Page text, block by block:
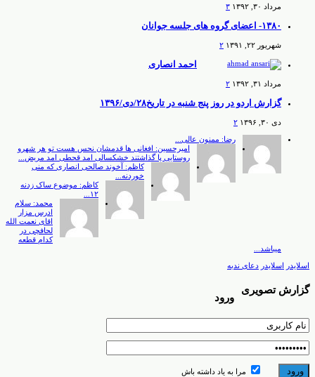
مرداد ۳۰, ۱۳۹۲ ۳
۱۳۸۰- اعضای گروه های جلسه جوانان
شهریور ۲۲, ۱۳۹۱ ۲
احمد انصاری
مرداد ۳۱, ۱۳۹۲ ۲
گزارش اردو در روز پنج شنبه در تاریخ۲۸/دی/۱۳۹۶
دی ۳۰, ۱۳۹۶
۲
رضا: ممنون عالی...
امیرحسین: افغانی ها قدمشان نحس هست تو هر شهرو
روستایی پا گذاشتند خشکسالی امد قحطی امد مریض...
کاظم: آخوند صالحی انصاری که منی
خوردنه...
کاظم: موضوع ساک زدنه
۱۲...
محمد: سلام
ادرس مزار
اقای نعمت الله
لحافچی در
کدام قطعه
میباشد...
اسلایدر اسلایدر دعای ندبه
گزارش تصویری
ورود
مرا به یاد داشته باش